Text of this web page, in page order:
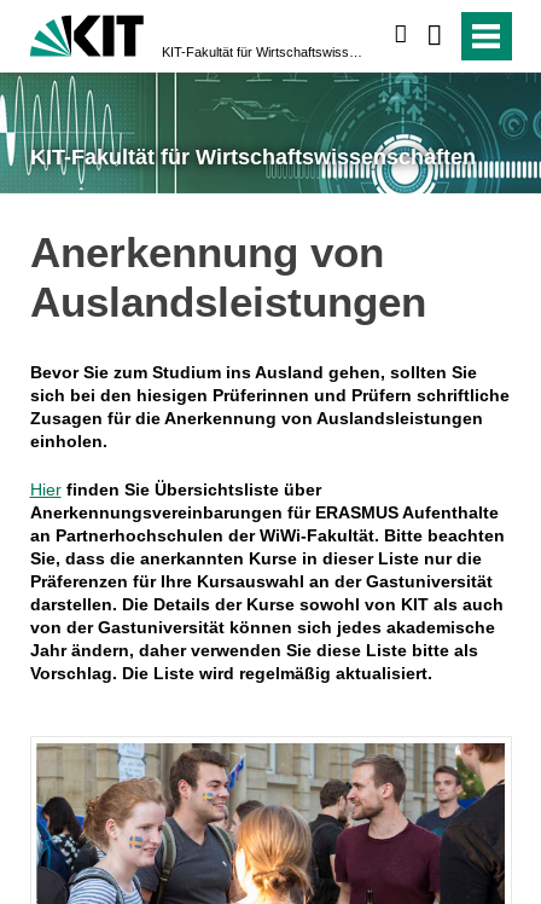
KIT-Fakultät für Wirtschaftswissen­schaften
Anerkennung von
Auslandsleistungen
Bevor Sie zum Studium ins Ausland gehen, sollten Sie
sich bei den hiesigen Prüferinnen und Prüfern schriftliche
Zusagen für die Anerkennung von Auslandsleistungen
einholen.
Hier finden Sie Übersichtsliste über
Anerkennungsvereinbarungen für ERASMUS Aufenthalte
an Partnerhochschulen der WiWi-Fakultät. Bitte beachten
Sie, dass die anerkannten Kurse in dieser Liste nur die
Präferenzen für Ihre Kursauswahl an der Gastuniversität
darstellen. Die Details der Kurse sowohl von KIT als auch
von der Gastuniversität können sich jedes akademische
Jahr ändern, daher verwenden Sie diese Liste bitte als
Vorschlag. Die Liste wird regelmäßig aktualisiert.